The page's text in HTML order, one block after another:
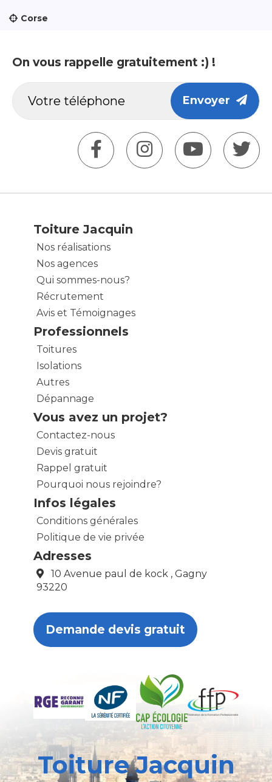
Corse
On vous rappelle gratuitement :) !
Envoyer
Toiture Jacquin
Nos réalisations
Nos agences
Qui sommes-nous?
Récrutement
Avis et Témoignages
Professionnels
Toitures
Isolations
Autres
Dépannage
Vous avez un projet?
Contactez-nous
Devis gratuit
Rappel gratuit
Pourquoi nous rejoindre?
Infos légales
Conditions générales
Politique de vie privée
Adresses
10 Avenue paul de kock , Gagny
93220
Demande devis gratuit
Toiture Jacquin